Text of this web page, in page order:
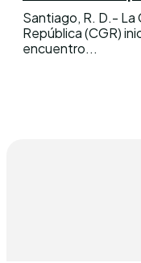
Santiago, R. D.- La
República (CGR)
encuentro...